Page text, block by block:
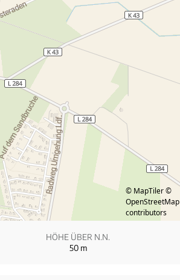
© MapTiler ©
OpenStreetMap
contributors
HÖHE ÜBER N.N.
50m